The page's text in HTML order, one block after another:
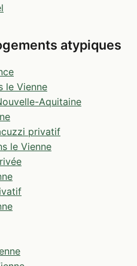
atypiques
le Vienne
Aquitaine
privatif
le Vienne